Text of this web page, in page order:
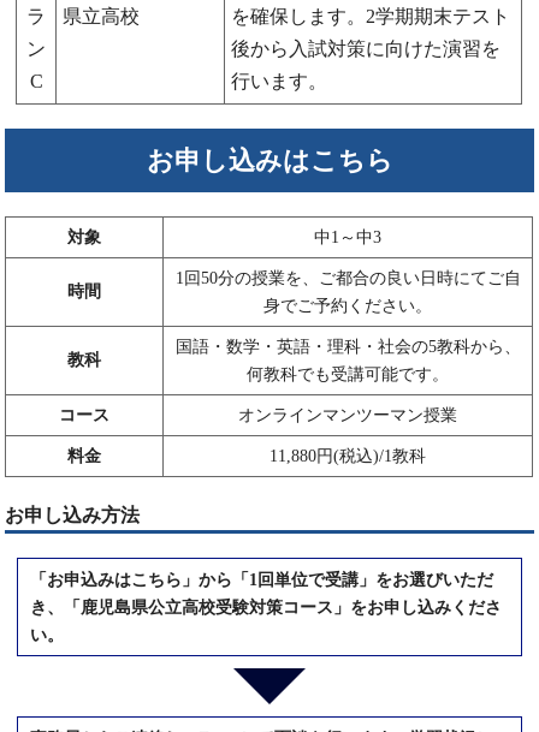
ラ
ン
C
県立高校
を確保します。2学期期末テスト
後から入試対策に向けた演習を
行います。
お申し込みはこちら
対象 中1～中3
時間
1回50分の授業を、ご都合の良い日時にてご自
身でご予約ください。
教科
国語・数学・英語・理科・社会の5教科から、
何教科でも受講可能です。
コース オンラインマンツーマン授業
料金 11,880円(税込)/1教科
お申し込み方法
「お申込みはこちら」から「1回単位で受講」をお選びいただ
き、「鹿児島県公立高校受験対策コース」をお申し込みくださ
い。